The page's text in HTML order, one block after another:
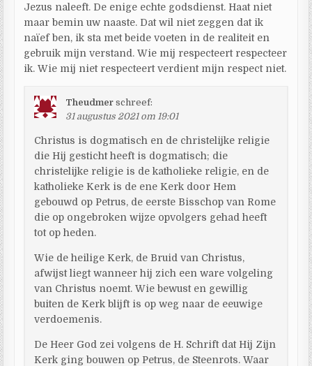
Jezus naleeft. De enige echte godsdienst. Haat niet
maar bemin uw naaste. Dat wil niet zeggen dat ik
naïef ben, ik sta met beide voeten in de realiteit en
gebruik mijn verstand. Wie mij respecteert respecteer
ik. Wie mij niet respecteert verdient mijn respect niet.
Theudmer schreef:
31 augustus 2021 om 19:01
Christus is dogmatisch en de christelijke religie
die Hij gesticht heeft is dogmatisch; die
christelijke religie is de katholieke religie, en de
katholieke Kerk is de ene Kerk door Hem
gebouwd op Petrus, de eerste Bisschop van Rome
die op ongebroken wijze opvolgers gehad heeft
tot op heden.
Wie de heilige Kerk, de Bruid van Christus,
afwijst liegt wanneer hij zich een ware volgeling
van Christus noemt. Wie bewust en gewillig
buiten de Kerk blijft is op weg naar de eeuwige
verdoemenis.
De Heer God zei volgens de H. Schrift dat Hij Zijn
Kerk ging bouwen op Petrus, de Steenrots. Waar